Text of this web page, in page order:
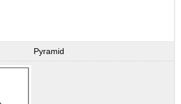
Pyramid